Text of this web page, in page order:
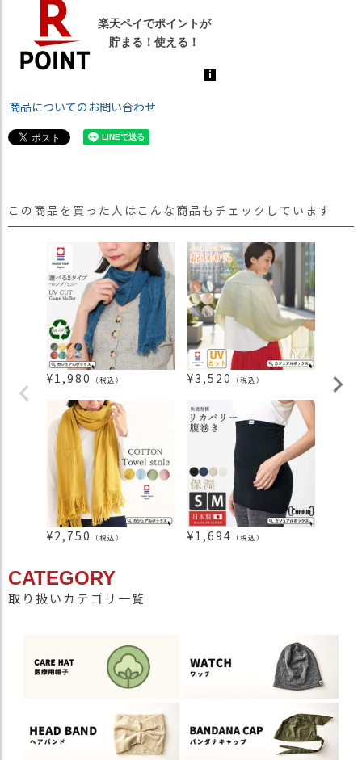
商品についてのお問い合わせ
この商品を買った人はこんな商品もチェックしています
¥1,980 （税込） ¥3,520 （税込） ¥
¥2,750 （税込） ¥1,694 （税込）
CATEGORY
取り扱いカテゴリ一覧